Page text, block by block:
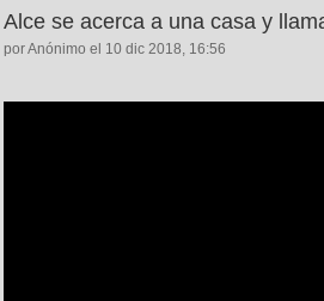
Alce se acerca a una casa y
por Anónimo el 10 dic 2018, 16:56